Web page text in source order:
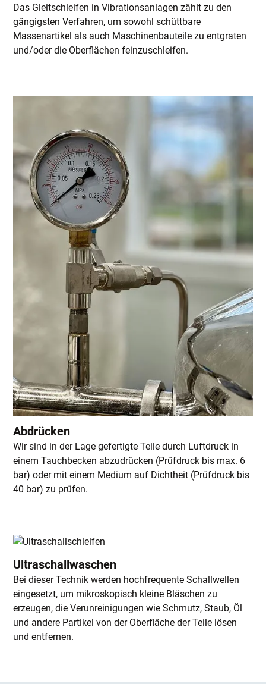
Das Gleitschleifen in Vibrationsanlagen zählt zu den
gängigsten Verfahren, um sowohl schüttbare
Massenartikel als auch Maschinenbauteile zu entgraten
und/oder die Oberflächen feinzuschleifen.
Abdrücken
Wir sind in der Lage gefertigte Teile durch Luftdruck in
einem Tauchbecken abzudrücken (Prüfdruck bis max. 6
bar) oder mit einem Medium auf Dichtheit (Prüfdruck bis
40 bar) zu prüfen.
Ultraschallwaschen
Bei dieser Technik werden hochfrequente Schallwellen
eingesetzt, um mikroskopisch kleine Bläschen zu
erzeugen, die Verunreinigungen wie Schmutz, Staub, Öl
und andere Partikel von der Oberfläche der Teile lösen
und entfernen.